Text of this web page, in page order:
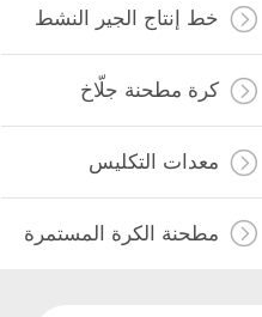
خط إنتاج الجير النشط
كرة مطحنة جلّاخ
معدات التكليس
مطحنة الكرة المستمرة